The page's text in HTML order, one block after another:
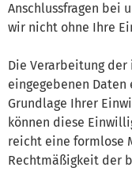
Anschlussfragen bei
wir nicht ohne Ihre
Die Verarbeitung
eingegebenen
Grundlage Ihrer
können diese
reicht eine formlose
Rechtmäßigkeit der